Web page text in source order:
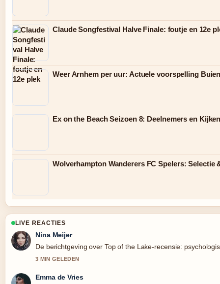
Claude Songfestival Halve Finale: foutje en 12e
Weer Arnhem per uur: Actuele voorspelling
Ex on the Beach Seizoen 8: Deelnemers en
Wolverhampton Wanderers FC Spelers: Selectie
LIVE REACTIES
Nina Meijer
De berichtgeving over Top of the Lake-recensie:
3 MIN GELEDEN
Emma de Vries